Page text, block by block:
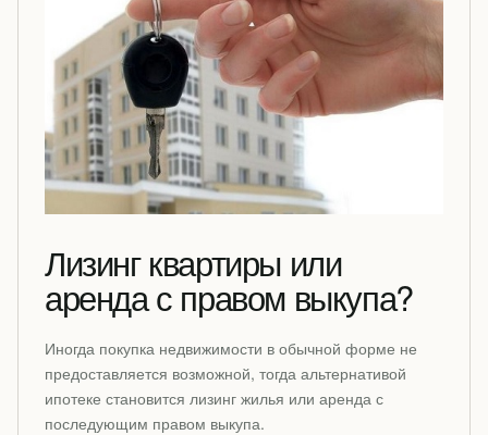
Лизинг квартиры или
аренда с правом выкупа?
Иногда покупка недвижимости в обычной форме не
предоставляется возможной, тогда альтернативой
ипотеке становится лизинг жилья или аренда с
последующим правом выкупа.